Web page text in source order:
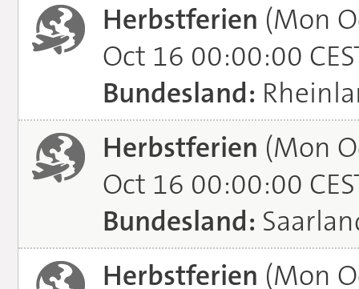
Herbstferien (Mon
Oct 16 00:00:00
Bundesland:
Herbstferien (Mon
Oct 16 00:00:00
Bundesland:
Herbstferien (Mon